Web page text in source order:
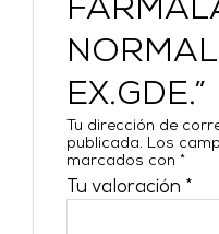
EX.GDE.”
Tu dirección de
publicada. Los
marcados con*
Tu valoración *